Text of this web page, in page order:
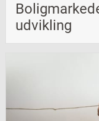
udvikling